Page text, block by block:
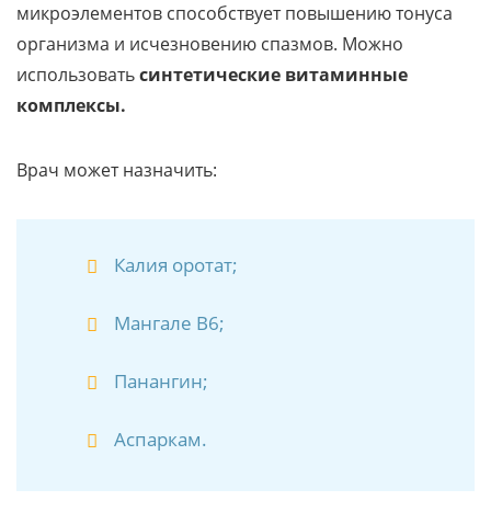
микроэлементов способствует повышению тонуса
организма и исчезновению спазмов. Можно
использоватьсинтетические витаминные
комплексы.
Врач может назначить:
Калия оротат;
Мангале В6;
Панангин;
Аспаркам.